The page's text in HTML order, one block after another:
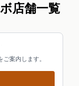
店舗一覧
案内します。